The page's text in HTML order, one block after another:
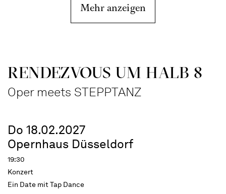
Mehr anzeigen
RENDEZVOUS UM HALB 8
Oper meets STEPPTANZ
Do 18.02.2027
Opernhaus Düsseldorf
19:30
Konzert
Ein Date mit Tap Dance